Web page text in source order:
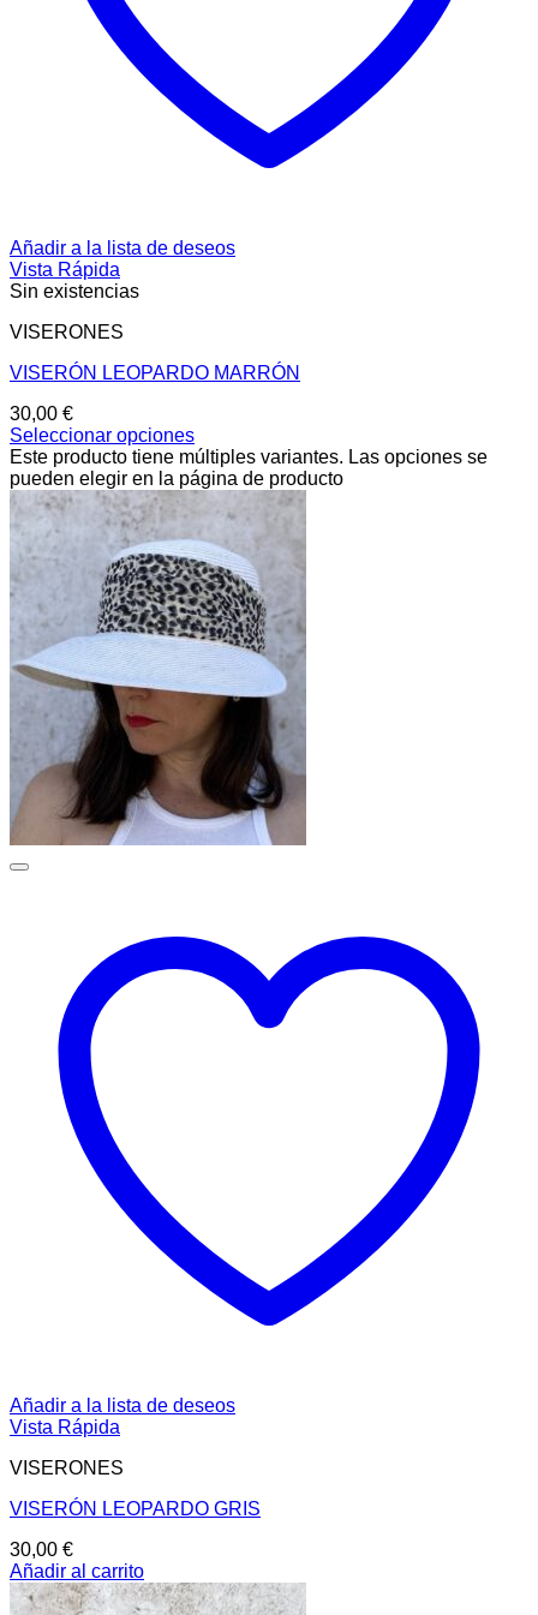
Añadir a la lista de deseos
Vista Rápida
Sin existencias
VISERONES
VISERÓN LEOPARDO MARRÓN
30,00 €
Seleccionar opciones
Este producto tiene múltiples variantes. Las opciones se
pueden elegir en la página de producto
Añadir a la lista de deseos
Vista Rápida
VISERONES
VISERÓN LEOPARDO GRIS
30,00 €
Añadir al carrito